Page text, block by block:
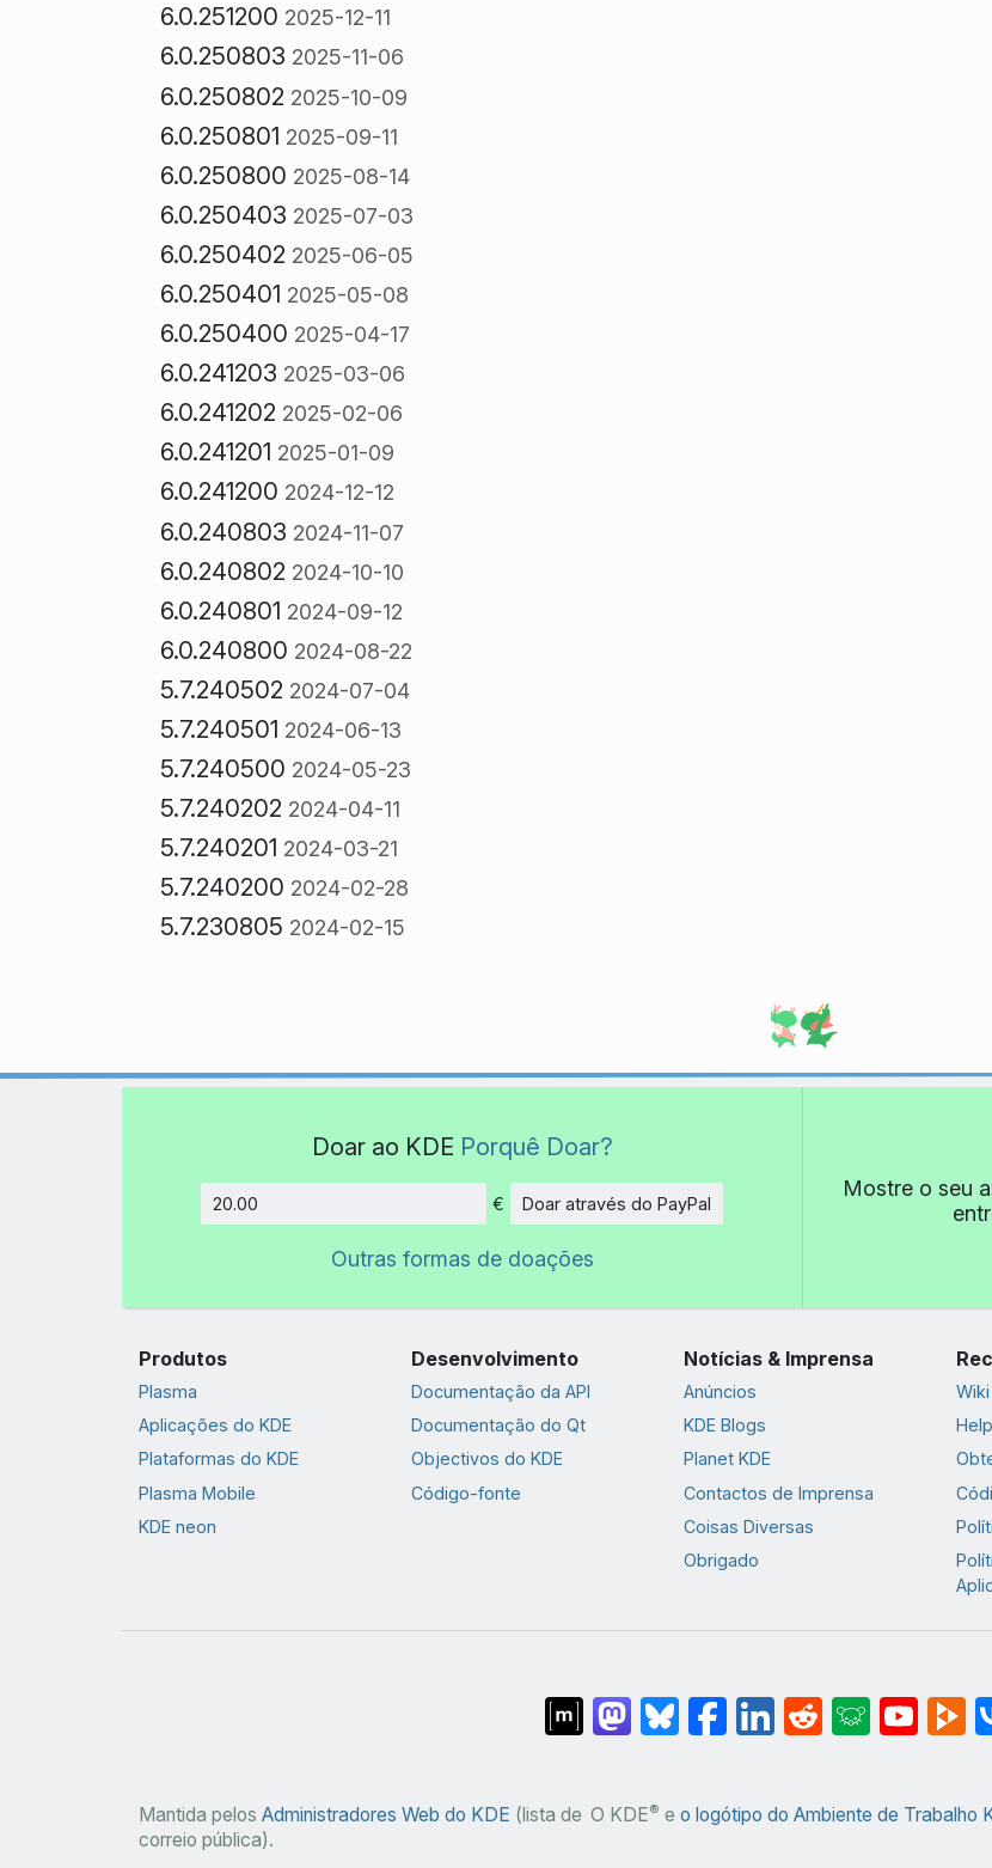
6.0.251200 2025-12-11
6.0.250803 2025-11-06
6.0.250802 2025-10-09
6.0.250801 2025-09-11
6.0.250800 2025-08-14
6.0.250403 2025-07-03
6.0.250402 2025-06-05
6.0.250401 2025-05-08
6.0.250400 2025-04-17
6.0.241203 2025-03-06
6.0.241202 2025-02-06
6.0.241201 2025-01-09
6.0.241200 2024-12-12
6.0.240803 2024-11-07
6.0.240802 2024-10-10
6.0.240801 2024-09-12
6.0.240800 2024-08-22
5.7.240502 2024-07-04
5.7.240501 2024-06-13
5.7.240500 2024-05-23
5.7.240202 2024-04-11
5.7.240201 2024-03-21
5.7.240200 2024-02-28
5.7.230805 2024-02-15
Doar ao KDE Porquê Doar?
Montante
€ Doar através do PayPal
Outras formas de doações
Mostre o seu
Produtos
Plasma
Aplicações do KDE
Plataformas do KDE
Plasma Mobile
KDE neon
Desenvolvimento
Documentação da API
Documentação do Qt
Objectivos do KDE
Código-fonte
Notícias & Imprensa
Anúncios
KDE Blogs
Planet KDE
Contactos de Imprensa
Coisas Diversas
Obrigado
Help
Mantida pelos Administradores Web do KDE (lista de
correio pública).
O KDE® e o logótipo do Ambiente de Trabalho